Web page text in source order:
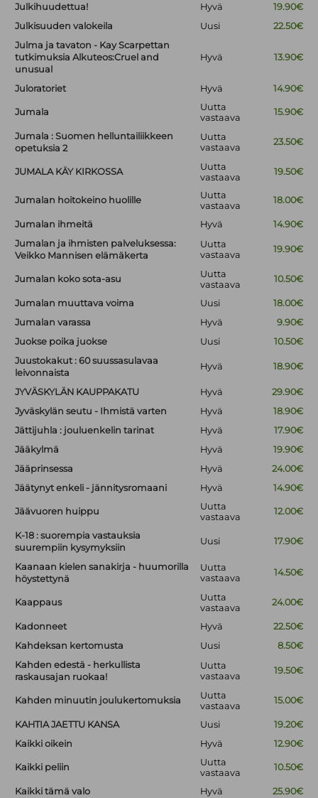
Julkihuudettua! Hyvä
19.90€
Julkisuuden valokeila
Uusi
22.50€
Julma ja tavaton - Kay Scarpettan
tutkimuksia Alkuteos:Cruel and
unusual
Hyvä 13.90€
Juloratoriet Hyvä 14.90€
Jumala
Uutta
vastaava
15.90€
Jumala : Suomen helluntailiikkeen
opetuksia 2
Uutta
vastaava
23.50€
JUMALA KÄY KIRKOSSA
Uutta
vastaava
19.50€
Jumalan hoitokeino huolille
Uutta
vastaava
18.00€
Jumalan ihmeitä Hyvä
14.90€
Jumalan ja ihmisten palveluksessa:
Veikko Mannisen elämäkerta
Uutta
vastaava
19.90€
Jumalan koko sota-asu
Uutta
vastaava
10.50€
Jumalan muuttava voima Uusi
18.00€
Jumalan varassa
Hyvä
9.90€
Juokse poika juokse
Uusi
10.50€
Juustokakut : 60 suussasulavaa
leivonnaista
Hyvä 18.90€
JYVÄSKYLÄN KAUPPAKATU Hyvä
29.90€
Jyväskylän seutu - Ihmistä varten
Hyvä
18.90€
Jättijuhla : jouluenkelin tarinat
Hyvä
17.90€
Jääkylmä
Hyvä
19.90€
Jääprinsessa
Hyvä
24.00€
Jäätynyt enkeli - jännitysromaani
Hyvä 14.90€
Jäävuoren huippu
Uutta
vastaava
12.00€
K-18 : suorempia vastauksia
suurempiin kysymyksiin
Uusi 17.90€
Kaanaan kielen sanakirja - huumorilla
höystettynä
Uutta
vastaava
14.50€
Kaappaus
Uutta
vastaava
24.00€
Kadonneet Hyvä
22.50€
Kahdeksan kertomusta
Uusi
8.50€
Kahden edestä - herkullista
raskausajan ruokaa!
Uutta
vastaava
19.50€
Kahden minuutin joulukertomuksia
Uutta
vastaava
15.00€
KAHTIA JAETTU KANSA Uusi
19.20€
Kaikki oikein
Hyvä 12.90€
Kaikki peliin
Uutta
vastaava
10.50€
Kaikki tämä valo Hyvä 25.90€